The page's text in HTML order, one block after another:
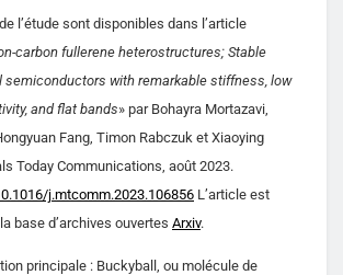
l’étude sont disponibles dans l’article
carbon fullerene heterostructures; Stable
semiconductors with remarkable stiffness, low
and flat bands» par Bohayra Mortazavi,
Fang, Timon Rabczuk et Xiaoying
Today Communications, août 2023.
j.mtcomm.2023.106856 L’article est
base d’archives ouvertes Arxiv.
principale : Buckyball, ou molécule de